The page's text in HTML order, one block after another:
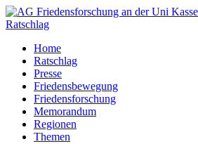
Home
Ratschlag
Presse
Friedensbewegung
Friedensforschung
Memorandum
Regionen
Themen